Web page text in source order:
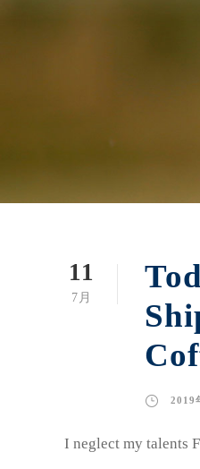
11
7月
2019
I neglect my talents